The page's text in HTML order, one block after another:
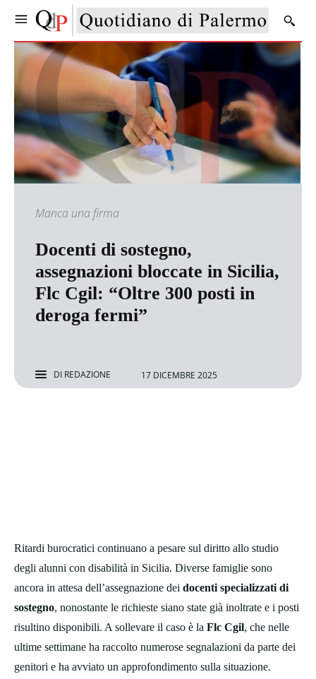
Manca una firma
Docenti di sostegno,
assegnazioni bloccate in Sicilia,
Flc Cgil: “Oltre 300 posti in
deroga fermi”
DI REDAZIONE 17 DICEMBRE 2025
Ritardi burocratici continuano a pesare sul diritto allo studio
degli alunni con disabilità in Sicilia. Diverse famiglie sono
ancora in attesa dell’assegnazione dei docenti specializzati di
sostegno, nonostante le richieste siano state già inoltrate e i posti
risultino disponibili. A sollevare il caso è la Flc Cgil, che nelle
ultime settimane ha raccolto numerose segnalazioni da parte dei
genitori e ha avviato un approfondimento sulla situazione.